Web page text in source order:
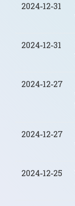
2024-12-31
2024-12-31
2024-12-27
2024-12-27
2024-12-25